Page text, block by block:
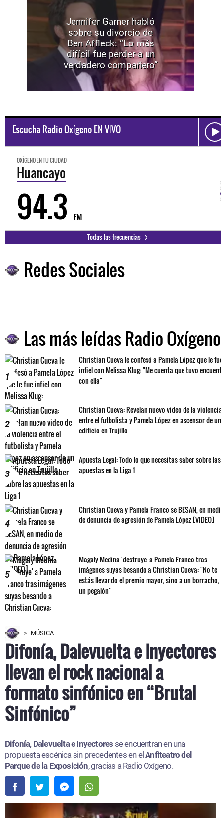
Jennifer Garner habló
sobre su divorcio de
Ben Affleck: “Lo más
difícil fue perder a un
verdadero compañero”
Escucha Radio Oxígeno EN VIVO
OXÍGENO EN TU CIUDAD
Huancayo
94.3 FM
Todas las frecuencias
Redes Sociales
Las más leídas Radio Oxígeno
1
Christian Cueva le confesó a Pamela López que le
infiel con Melissa Klug: "Me cuenta que tuvo
con ella"
2
Christian Cueva: Revelan nuevo video de la
entre el futbolista y Pamela López en ascensor de un
edificio en Trujillo
3
Apuesta Legal: Todo lo que necesitas saber sobre las
apuestas en la Liga 1
4
Christian Cueva y Pamela Franco se BESAN, en
de denuncia de agresión de Pamela López [VIDEO]
5
Magaly Medina 'destruye' a Pamela Franco tras
imágenes suyas besando a Christian Cueva: "No te
estás llevando el premio mayor, sino a un borracho,
un pegalón"
MÚSICA
Difonía, Dalevuelta e Inyectores
llevan el rock nacional a
formato sinfónico en “Brutal
Sinfónico”
Difonía, Dalevuelta e Inyectores se encuentran en una
propuesta escénica sin precedentes en elAnfiteatro del
Parque de la Exposición, gracias a Radio Oxígeno.